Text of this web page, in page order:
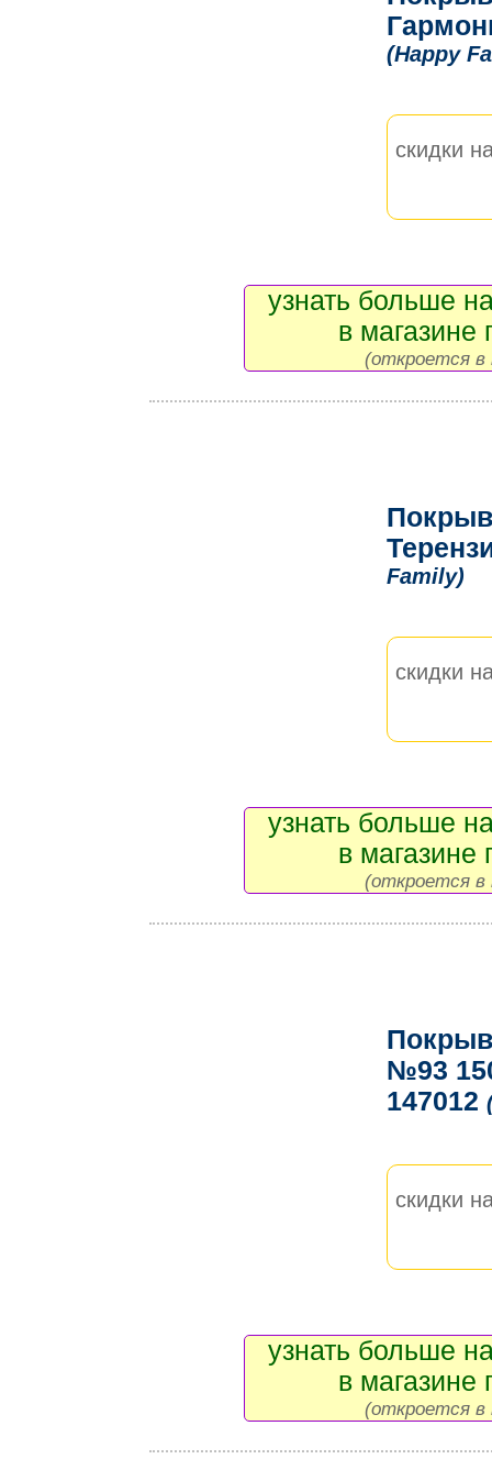
(Happy
скидки
узнать больше
в магазине
(откроется в
Family)
скидки
узнать больше
в магазине
(откроется в
№93
147012
скидки
узнать больше
в магазине
(откроется в